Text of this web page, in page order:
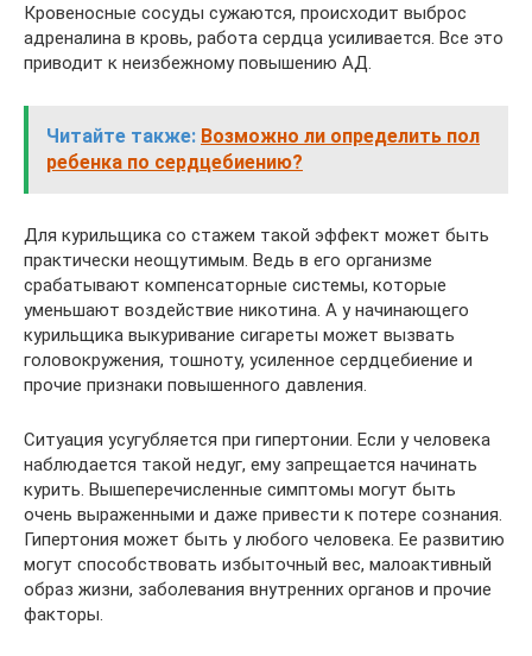
Кровеносные сосуды сужаются, происходит выброс
адреналина в кровь, работа сердца усиливается. Все это
приводит к неизбежному повышению АД.
Читайте также: Возможно ли определить пол
ребенка по сердцебиению?
Для курильщика со стажем такой эффект может быть
практически неощутимым. Ведь в его организме
срабатывают компенсаторные системы, которые
уменьшают воздействие никотина. А у начинающего
курильщика выкуривание сигареты может вызвать
головокружения, тошноту, усиленное сердцебиение и
прочие признаки повышенного давления.
Ситуация усугубляется при гипертонии. Если у человека
наблюдается такой недуг, ему запрещается начинать
курить. Вышеперечисленные симптомы могут быть
очень выраженными и даже привести к потере сознания.
Гипертония может быть у любого человека. Ее развитию
могут способствовать избыточный вес, малоактивный
образ жизни, заболевания внутренних органов и прочие
факторы.